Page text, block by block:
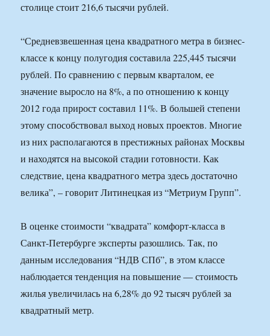
столице стоит 216,6 тысячи рублей.
“Средневзвешенная цена квадратного метра в бизнес-
классе к концу полугодия составила 225,445 тысячи
рублей. По сравнению с первым кварталом, ее
значение выросло на 8%, а по отношению к концу
2012 года прирост составил 11%. В большей степени
этому способствовал выход новых проектов. Многие
из них располагаются в престижных районах Москвы
и находятся на высокой стадии готовности. Как
следствие, цена квадратного метра здесь достаточно
велика”, – говорит Литинецкая из “Метриум Групп”.
В оценке стоимости “квадрата” комфорт-класса в
Санкт-Петербурге эксперты разошлись. Так, по
данным исследования “НДВ СПб”, в этом классе
наблюдается тенденция на повышение — стоимость
жилья увеличилась на 6,28% до 92 тысяч рублей за
квадратный метр.